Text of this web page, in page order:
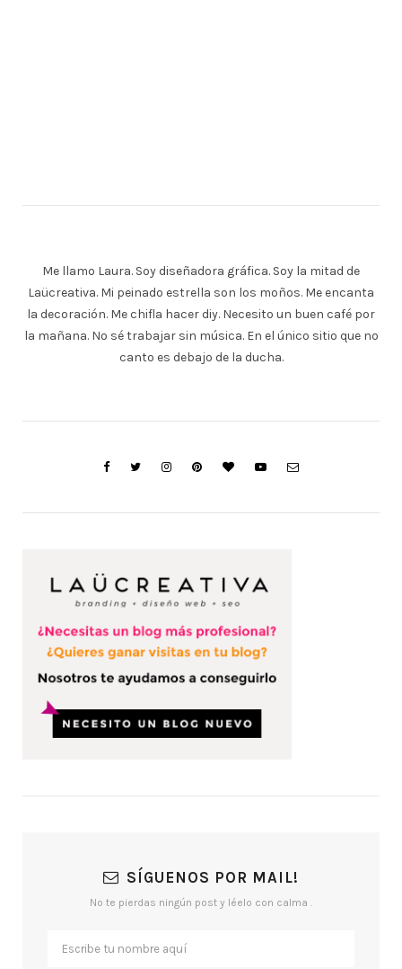
Me llamo Laura. Soy diseñadora gráfica. Soy la mitad de
Laücreativa. Mi peinado estrella son los moños. Me encanta
la decoración. Me chifla hacer diy. Necesito un buen café por
la mañana. No sé trabajar sin música. En el único sitio que no
canto es debajo de la ducha.
SÍGUENOS POR MAIL!
No te pierdas ningún post y léelo con calma .